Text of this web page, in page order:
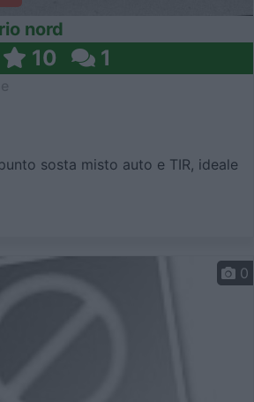
nord
10 1
sosta misto auto e TIR, ideale
0